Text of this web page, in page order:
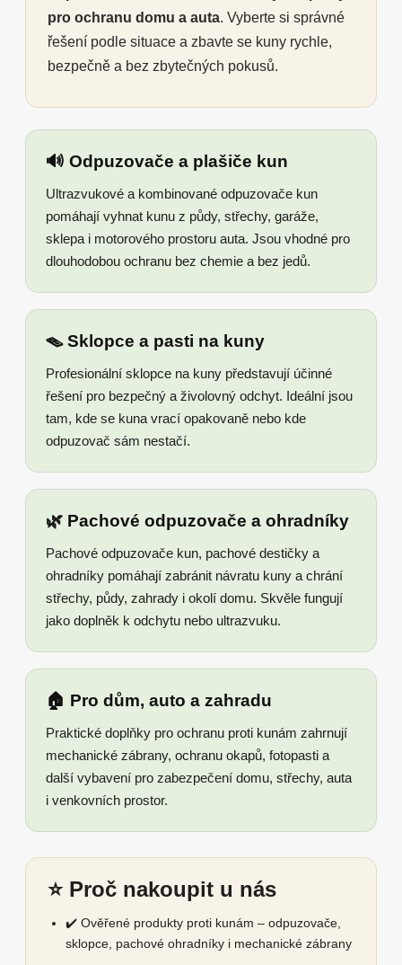
pro ochranu domu a auta. Vyberte si správné
řešení podle situace a zbavte se kuny rychle,
bezpečně a bez zbytečných pokusů.
🔊 Odpuzovače a plašiče kun
Ultrazvukové a kombinované odpuzovače kun
pomáhají vyhnat kunu z půdy, střechy, garáže,
sklepa i motorového prostoru auta. Jsou vhodné pro
dlouhodobou ochranu bez chemie a bez jedů.
🪤 Sklopce a pasti na kuny
Profesionální sklopce na kuny představují účinné
řešení pro bezpečný a živolovný odchyt. Ideální jsou
tam, kde se kuna vrací opakovaně nebo kde
odpuzovač sám nestačí.
🌿 Pachové odpuzovače a ohradníky
Pachové odpuzovače kun, pachové destičky a
ohradníky pomáhají zabránit návratu kuny a chrání
střechy, půdy, zahrady i okolí domu. Skvěle fungují
jako doplněk k odchytu nebo ultrazvuku.
🏠 Pro dům, auto a zahradu
Praktické doplňky pro ochranu proti kunám zahrnují
mechanické zábrany, ochranu okapů, fotopasti a
další vybavení pro zabezpečení domu, střechy, auta
i venkovních prostor.
⭐ Proč nakoupit u nás
✔️ Ověřené produkty proti kunám – odpuzovače,
sklopce, pachové ohradníky i mechanické zábrany